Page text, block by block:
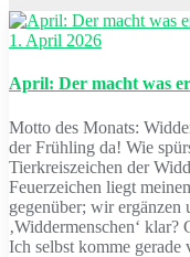
1. April 2026
April: Der macht was
Motto des Monats:
der Frühling da! Wie
Tierkreiszeichen der
Feuerzeichen liegt
gegenüber; wir
‚Widdermenschen‘
Ich selbst komme